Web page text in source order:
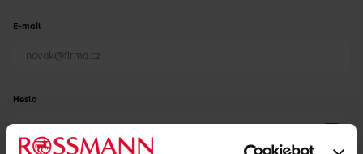
E-mail
Heslo